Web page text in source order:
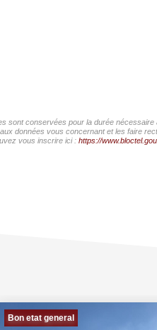
sont conservées pour la durée nécessaire
données vous concernant et les faire
vous inscrire ici : https://
Bon etat general